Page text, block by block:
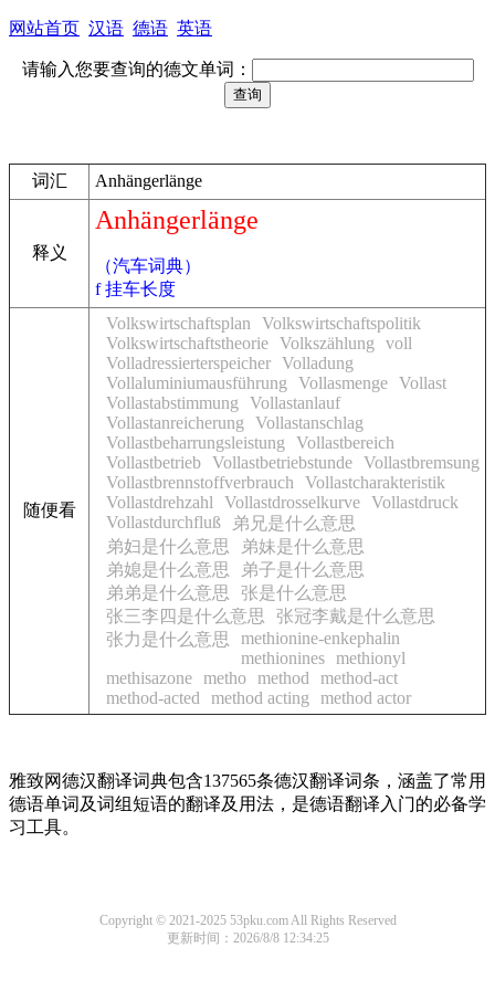
网站首页 汉语 德语 英语
请输入您要查询的德文单词：
词汇 Anhängerlänge
释义
Anhängerlänge
（汽车词典）
f 挂车长度
随便看
Volkswirtschaftsplan
Volkswirtschaftspolitik
Volkswirtschaftstheorie Volkszählung
voll
Volladressierterspeicher Volladung
Vollaluminiumausführung
Vollasmenge Vollast
Vollastabstimmung
Vollastanlauf
Vollastanreicherung
Vollastanschlag
Vollastbeharrungsleistung
Vollastbereich
Vollastbetrieb Vollastbetriebstunde Vollastbremsung
Vollastbrennstoffverbrauch
Vollastcharakteristik
Vollastdrehzahl
Vollastdrosselkurve Vollastdruck
Vollastdurchfluß
弟兄是什么意思
弟妇是什么意思
弟妹是什么意思
弟媳是什么意思
弟子是什么意思
弟弟是什么意思
张是什么意思
张三李四是什么意思
张冠李戴是什么意思
张力是什么意思
methionine-enkephalin
methionines methionyl
methisazone metho method
method-act
method-acted
method acting method actor
雅致网德汉翻译词典包含137565条德汉翻译词条，涵盖了常用
德语单词及词组短语的翻译及用法，是德语翻译入门的必备学
习工具。
Copyright © 2021-2025 53pku.com All Rights Reserved
更新时间：2026/8/8 12:34:25